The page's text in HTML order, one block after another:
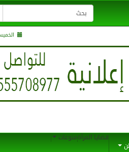
الخميس , 21
قضايا المرأةمنوعات